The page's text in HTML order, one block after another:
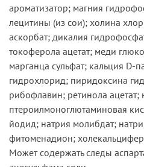
ароматизатор; магния
лецитины (из сои); холина
аскорбат; дикалия
токоферола ацетат; меди
марганца сульфат; кальция D-
гидрохлорид; пиридоксина
рибофлавин; ретинола ацетат;
птероилмоноглютаминовая
йодид; натрия молибдат;
фитоменадион;
Может содержать следы